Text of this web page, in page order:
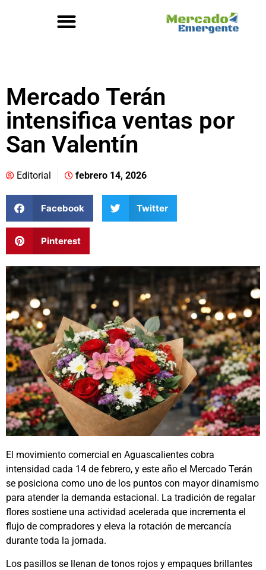
Mercado Terán
intensifica ventas por
San Valentín
Editorial febrero 14, 2026
Facebook Twitter
Pinterest
El movimiento comercial en Aguascalientes cobra
intensidad cada 14 de febrero, y este año el Mercado Terán
se posiciona como uno de los puntos con mayor dinamismo
para atender la demanda estacional. La tradición de regalar
flores sostiene una actividad acelerada que incrementa el
flujo de compradores y eleva la rotación de mercancía
durante toda la jornada.
Los pasillos se llenan de tonos rojos y empaques brillantes